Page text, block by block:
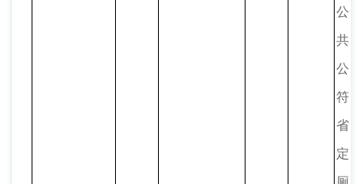
公
共
公
符
省
定